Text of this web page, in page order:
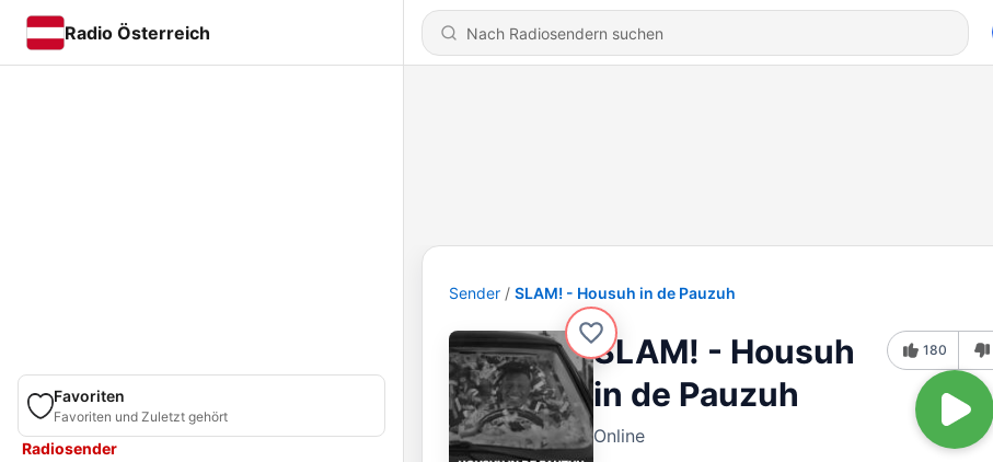
Radio Österreich
Favoriten
Favoriten und Zuletzt gehört
Radiosender
Sender SLAM! - Housuh in de Pauzuh
SLAM! - Housuh
in de Pauzuh
Online
180